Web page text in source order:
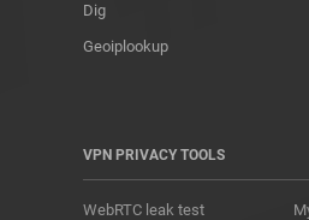
Dig
Geoiplookup
VPN PRIVACY TOOLS
WebRTC leak test